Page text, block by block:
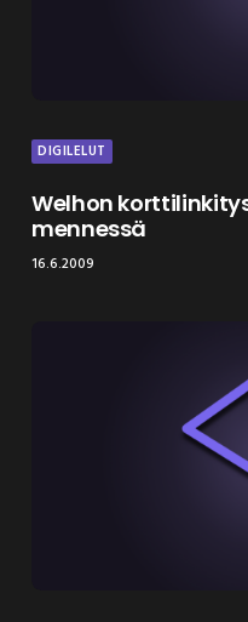
DIGILELUT
Welhon
mennessä
16.6.2009